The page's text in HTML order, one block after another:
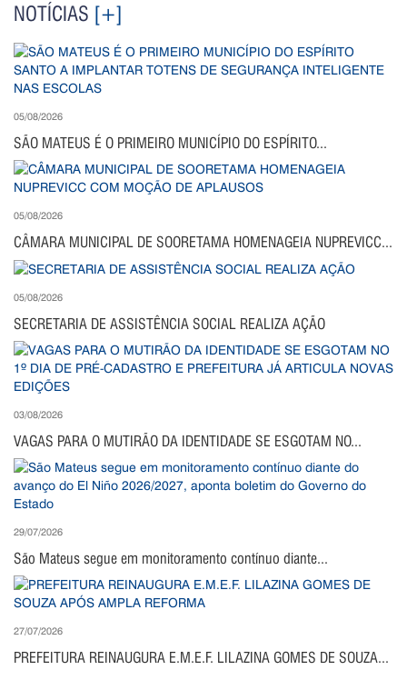
NOTÍCIAS [+]
05/08/2026
SÃO MATEUS É O PRIMEIRO MUNICÍPIO DO ESPÍRITO...
05/08/2026
CÂMARA MUNICIPAL DE SOORETAMA HOMENAGEIA NUPREVICC...
05/08/2026
SECRETARIA DE ASSISTÊNCIA SOCIAL REALIZA AÇÃO
03/08/2026
VAGAS PARA O MUTIRÃO DA IDENTIDADE SE ESGOTAM NO...
29/07/2026
São Mateus segue em monitoramento contínuo diante...
27/07/2026
PREFEITURA REINAUGURA E.M.E.F. LILAZINA GOMES DE SOUZA...